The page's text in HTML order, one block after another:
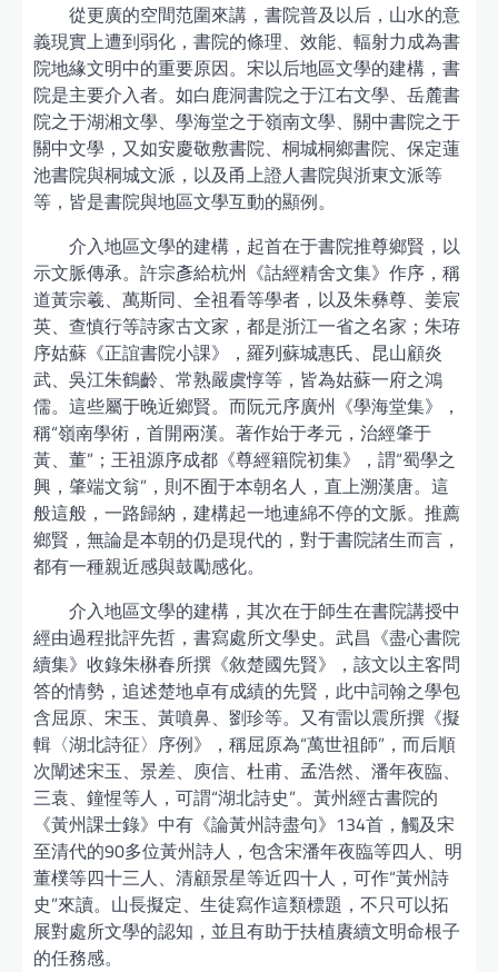
從更廣的空間范圍來講，書院普及以后，山水的意
義現實上遭到弱化，書院的條理、效能、輻射力成為書
院地緣文明中的重要原因。宋以后地區文學的建構，書
院是主要介入者。如白鹿洞書院之于江右文學、岳麓書
院之于湖湘文學、學海堂之于嶺南文學、關中書院之于
關中文學，又如安慶敬敷書院、桐城桐鄉書院、保定蓮
池書院與桐城文派，以及甬上證人書院與浙東文派等
等，皆是書院與地區文學互動的顯例。
介入地區文學的建構，起首在于書院推尊鄉賢，以
示文脈傳承。許宗彥給杭州《詁經精舍文集》作序，稱
道黃宗羲、萬斯同、全祖看等學者，以及朱彝尊、姜宸
英、查慎行等詩家古文家，都是浙江一省之名家；朱珔
序姑蘇《正誼書院小課》，羅列蘇城惠氏、昆山顧炎
武、吳江朱鶴齡、常熟嚴虞惇等，皆為姑蘇一府之鴻
儒。這些屬于晚近鄉賢。而阮元序廣州《學海堂集》，
稱“嶺南學術，首開兩漢。著作始于孝元，治經肇于
黃、董”；王祖源序成都《尊經籍院初集》，謂“蜀學之
興，肇端文翁”，則不囿于本朝名人，直上溯漢唐。這
般這般，一路歸納，建構起一地連綿不停的文脈。推薦
鄉賢，無論是本朝的仍是現代的，對于書院諸生而言，
都有一種親近感與鼓勵感化。
介入地區文學的建構，其次在于師生在書院講授中
經由過程批評先哲，書寫處所文學史。武昌《盡心書院
續集》收錄朱楙春所撰《敘楚國先賢》，該文以主客問
答的情勢，追述楚地卓有成績的先賢，此中詞翰之學包
含屈原、宋玉、黃噴鼻、劉珍等。又有雷以震所撰《擬
輯〈湖北詩征〉序例》，稱屈原為“萬世祖師”，而后順
次闡述宋玉、景差、庾信、杜甫、孟浩然、潘年夜臨、
三袁、鐘惺等人，可謂“湖北詩史”。黃州經古書院的
《黃州課士錄》中有《論黃州詩盡句》134首，觸及宋
至清代的90多位黃州詩人，包含宋潘年夜臨等四人、明
董樸等四十三人、清顧景星等近四十人，可作“黃州詩
史”來讀。山長擬定、生徒寫作這類標題，不只可以拓
展對處所文學的認知，並且有助于扶植賡續文明命根子
的任務感。